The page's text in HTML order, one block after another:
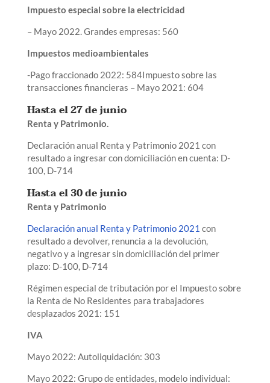
Impuesto especial sobre la electricidad
– Mayo 2022. Grandes empresas: 560
Impuestos medioambientales
-Pago fraccionado 2022: 584Impuesto sobre las
transacciones financieras – Mayo 2021: 604
Hasta el 27 de junio
Renta y Patrimonio.
Declaración anual Renta y Patrimonio 2021 con
resultado a ingresar con domiciliación en cuenta: D-
100, D-714
Hasta el 30 de junio
Renta y Patrimonio
Declaración anual Renta y Patrimonio 2021 con
resultado a devolver, renuncia a la devolución,
negativo y a ingresar sin domiciliación del primer
plazo: D-100, D-714
Régimen especial de tributación por el Impuesto sobre
la Renta de No Residentes para trabajadores
desplazados 2021: 151
IVA
Mayo 2022: Autoliquidación: 303
Mayo 2022: Grupo de entidades, modelo individual: